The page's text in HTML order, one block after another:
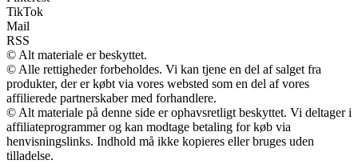
TikTok
Mail
RSS
© Alt materiale er beskyttet.
© Alle rettigheder forbeholdes. Vi kan tjene en del af salget fra
produkter, der er købt via vores websted som en del af vores
affilierede partnerskaber med forhandlere.
© Alt materiale på denne side er ophavsretligt beskyttet. Vi deltager i
affiliateprogrammer og kan modtage betaling for køb via
henvisningslinks. Indhold må ikke kopieres eller bruges uden
tilladelse.